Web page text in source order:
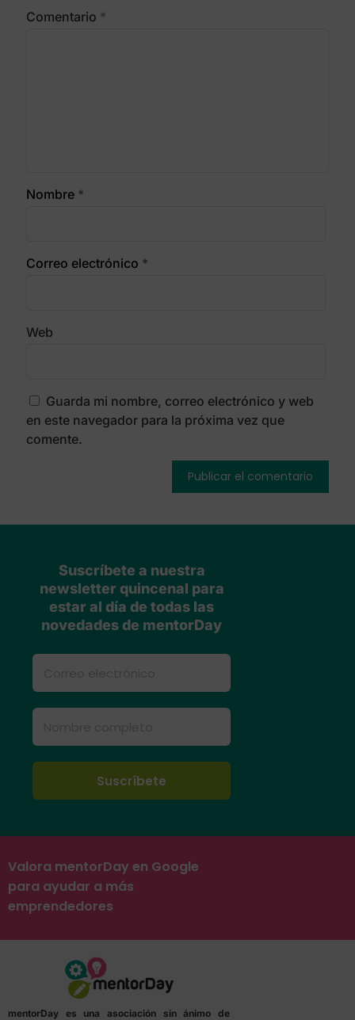
Comentario *
Nombre *
Correo electrónico *
Web
Guarda mi nombre, correo electrónico y web
en este navegador para la próxima vez que
comente.
Suscríbete a nuestra
newsletter quincenal para
estar al día de todas las
novedades de mentorDay
Valora mentorDay en Google
para ayudar a más
emprendedores
mentorDay es una asociación sin ánimo de